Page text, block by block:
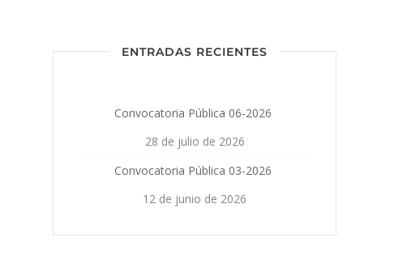
ENTRADAS RECIENTES
Convocatoria Pública 06-2026
28 de julio de 2026
Convocatoria Pública 03-2026
12 de junio de 2026